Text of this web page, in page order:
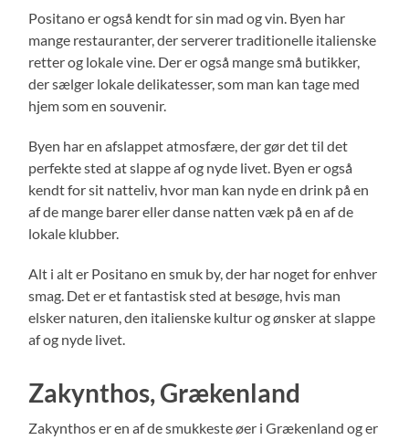
Positano er også kendt for sin mad og vin. Byen har
mange restauranter, der serverer traditionelle italienske
retter og lokale vine. Der er også mange små butikker,
der sælger lokale delikatesser, som man kan tage med
hjem som en souvenir.
Byen har en afslappet atmosfære, der gør det til det
perfekte sted at slappe af og nyde livet. Byen er også
kendt for sit natteliv, hvor man kan nyde en drink på en
af de mange barer eller danse natten væk på en af de
lokale klubber.
Alt i alt er Positano en smuk by, der har noget for enhver
smag. Det er et fantastisk sted at besøge, hvis man
elsker naturen, den italienske kultur og ønsker at slappe
af og nyde livet.
Zakynthos, Grækenland
Zakynthos er en af de smukkeste øer i Grækenland og er